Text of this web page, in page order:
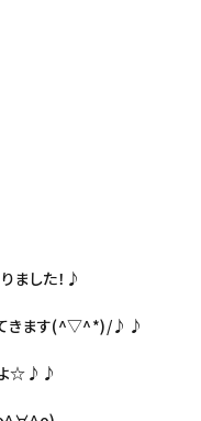
ました！♪
てきます(^▽^*)/♪♪
よ☆♪♪